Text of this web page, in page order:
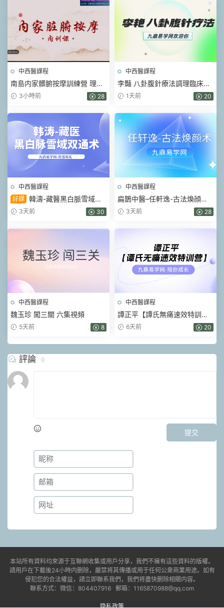
中西醫課程
南島内家髒腑按摩訓練營 理筋
術+理論+實操課 視頻89集
3小時前 28
中西醫課程
李豔 八卦腹針療法調理臨床常
見的30項疾病線上網課 視頻3
1天前 20
中西醫課程
好課 韓濤-藏醫黑白脈雪域雙
通術 視頻45集
3天前 30
中西醫課程
扁鵲中醫–任軒逸-古法煥顔術
(線上課) 視頻33集
3天前 28
中西醫課程
魏玉珍 闖三關 六集視頻
5天前 8
中西醫課程
譚正平【譚氏無痛速效特訓
營】線下班（現場視頻）52集
6天前 20
評論 0
提交
本站所有資料均來源于互聯網收集或用戶分享，我們不擁有這些資料的版權。
請用戶在下載後24小時内删除，嚴禁将其傳播或用于任何公衆商業用途。如有
侵犯您的合法權益，請立即聯系我們，我們将盡快删除相關内容。
聯系方式：微信：804407916 郵箱：1165870988@qq.com
隐私政策